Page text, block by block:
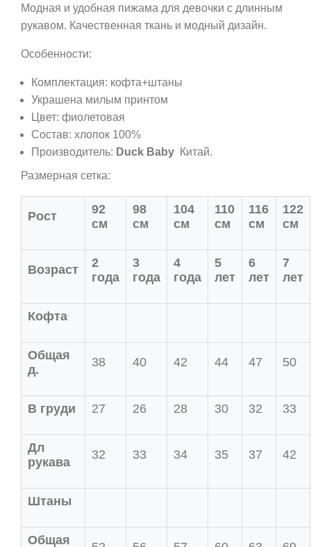
Модная и удобная пижама для девочки с длинным
рукавом. Качественная ткань и модный дизайн.
Особенности:
Комплектация: кофта+штаны
Украшена милым принтом
Цвет: фиолетовая
Состав: хлопок 100%
Производитель: Duck Baby Китай.
Размерная сетка:
Рост
92
см
98
см
104
см
110
см
116
см
122
см
Возраст
2
года
3
года
4
года
5
лет
6
лет
7
лет
Кофта
Общая
д.
38 40 42 44 47 50
В груди 27 26 28 30 32 33
Дл
рукава
32 33 34 35 37 42
Штаны
Общая